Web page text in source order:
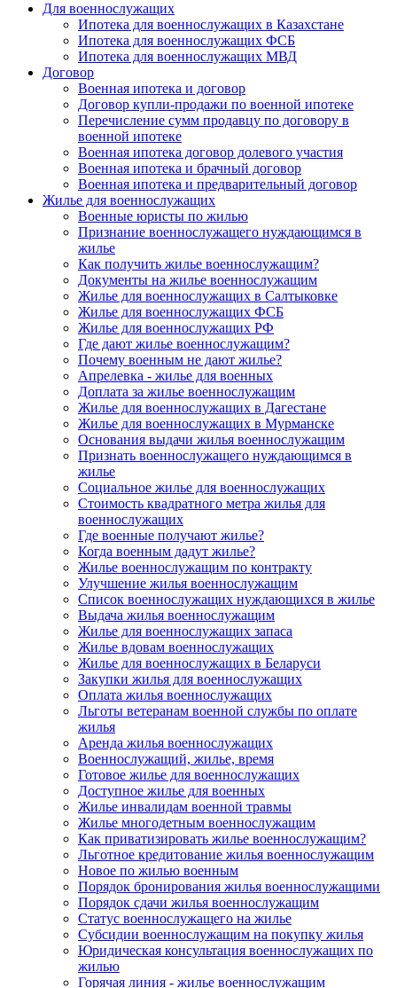
Для военнослужащих
Ипотека для военнослужащих в Казахстане
Ипотека для военнослужащих ФСБ
Ипотека для военнослужащих МВД
Договор
Военная ипотека и договор
Договор купли-продажи по военной ипотеке
Перечисление сумм продавцу по договору в
военной ипотеке
Военная ипотека договор долевого участия
Военная ипотека и брачный договор
Военная ипотека и предварительный договор
Жилье для военнослужащих
Военные юристы по жилью
Признание военнослужащего нуждающимся в
жилье
Как получить жилье военнослужащим?
Документы на жилье военнослужащим
Жилье для военнослужащих в Салтыковке
Жилье для военнослужащих ФСБ
Жилье для военнослужащих РФ
Где дают жилье военнослужащим?
Почему военным не дают жилье?
Апрелевка - жилье для военных
Доплата за жилье военнослужащим
Жилье для военнослужащих в Дагестане
Жилье для военнослужащих в Мурманске
Основания выдачи жилья военнослужащим
Признать военнослужащего нуждающимся в
жилье
Социальное жилье для военнослужащих
Стоимость квадратного метра жилья для
военнослужащих
Где военные получают жилье?
Когда военным дадут жилье?
Жилье военнослужащим по контракту
Улучшение жилья военнослужащим
Список военнослужащих нуждающихся в жилье
Выдача жилья военнослужащим
Жилье для военнослужащих запаса
Жилье вдовам военнослужащих
Жилье для военнослужащих в Беларуси
Закупки жилья для военнослужащих
Оплата жилья военнослужащих
Льготы ветеранам военной службы по оплате
жилья
Аренда жилья военнослужащих
Военнослужащий, жилье, время
Готовое жилье для военнослужащих
Доступное жилье для военных
Жилье инвалидам военной травмы
Жилье многодетным военнослужащим
Как приватизировать жилье военнослужащим?
Льготное кредитование жилья военнослужащим
Новое по жилью военным
Порядок бронирования жилья военнослужащими
Порядок сдачи жилья военнослужащим
Статус военнослужащего на жилье
Субсидии военнослужащим на покупку жилья
Юридическая консультация военнослужащих по
жилью
Горячая линия - жилье военнослужащим